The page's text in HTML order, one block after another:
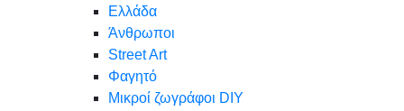
Ελλάδα
Άνθρωποι
Street Art
Φαγητό
Μικροί ζωγράφοι DIY